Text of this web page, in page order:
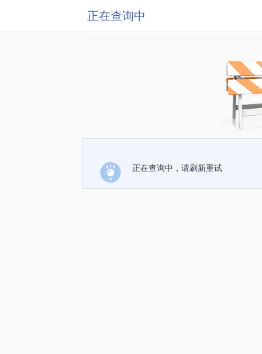
正在查询中
正在查询中，请刷新重试